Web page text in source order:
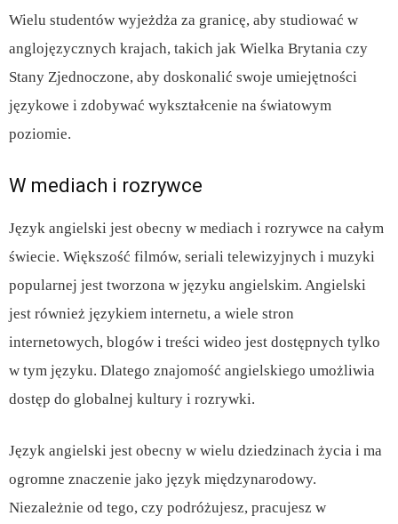
Wielu studentów wyjeżdża za granicę, aby studiować w
anglojęzycznych krajach, takich jak Wielka Brytania czy
Stany Zjednoczone, aby doskonalić swoje umiejętności
językowe i zdobywać wykształcenie na światowym
poziomie.
W mediach i rozrywce
Język angielski jest obecny w mediach i rozrywce na całym
świecie. Większość filmów, seriali telewizyjnych i muzyki
popularnej jest tworzona w języku angielskim. Angielski
jest również językiem internetu, a wiele stron
internetowych, blogów i treści wideo jest dostępnych tylko
w tym języku. Dlatego znajomość angielskiego umożliwia
dostęp do globalnej kultury i rozrywki.
Język angielski jest obecny w wielu dziedzinach życia i ma
ogromne znaczenie jako język międzynarodowy.
Niezależnie od tego, czy podróżujesz, pracujesz w